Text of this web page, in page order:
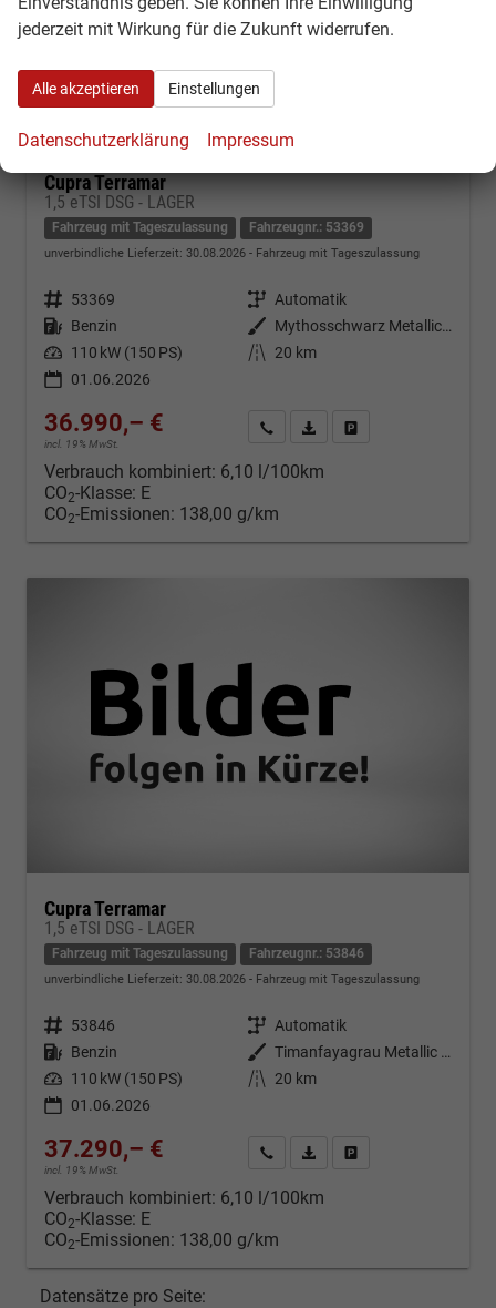
Cupra Terramar
1,5 eTSI DSG - LAGER
Fahrzeug mit Tageszulassung Fahrzeugnr.: 53369
unverbindliche Lieferzeit: 30.08.2026 Fahrzeug mit Tageszulassung
Fahrzeugnr. 53369 Getriebe Automatik
Kraftstoff Benzin Außenfarbe
Mythosschwarz Metallic (0E)
Leistung 110 kW (150 PS) Kilometerstand
20 km
01.06.2026
36.990,– €
incl. 19% MwSt.
Kontakt & Angebot anfordern
PDF-Datei, Fahrzeugexposé
Verbrauch kombiniert: 6,10 l/100km
CO2-Klasse: E
CO2-Emissionen: 138,00 g/km
Cupra Terramar
1,5 eTSI DSG - LAGER
Fahrzeug mit Tageszulassung Fahrzeugnr.: 53846
unverbindliche Lieferzeit: 30.08.2026 Fahrzeug mit Tageszulassung
Fahrzeugnr. 53846 Getriebe Automatik
Kraftstoff Benzin Außenfarbe
Timanfayagrau Metallic (N7)
Leistung 110 kW (150 PS) Kilometerstand
20 km
01.06.2026
37.290,– €
incl. 19% MwSt.
Kontakt & Angebot anfordern
PDF-Datei, Fahrzeugexposé
Verbrauch kombiniert: 6,10 l/100km
CO2-Klasse: E
CO2-Emissionen: 138,00 g/km
Datensätze pro Seite:
jederzeit mit Wirkung für die Zukunft widerrufen.
Alle akzeptieren Einstellungen
Datenschutzerklärung Impressum